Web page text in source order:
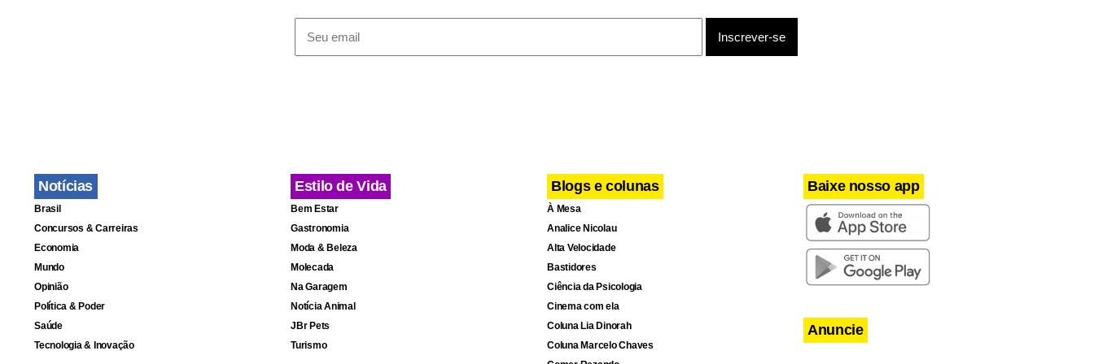
testemunhas, a filha da vítima ouviu os disparos e ainda tentou se aproximar do pai,
mas foi contida por funcionários da escola.
de semana para visitar os filhos.
Notícias
Brasil
Concursos & Carreiras
Economia
Mundo
Opinião
Política & Poder
Saúde
Tecnologia & Inovação
Estilo de Vida
Bem Estar
Gastronomia
Moda & Beleza
Molecada
Na Garagem
Notícia Animal
JBr Pets
Turismo
Blogs e colunas
À Mesa
Analice Nicolau
Alta Velocidade
Bastidores
Ciência da Psicologia
Cinema com ela
Coluna Lia Dinorah
Coluna Marcelo Chaves
Baixe nosso app
Anuncie